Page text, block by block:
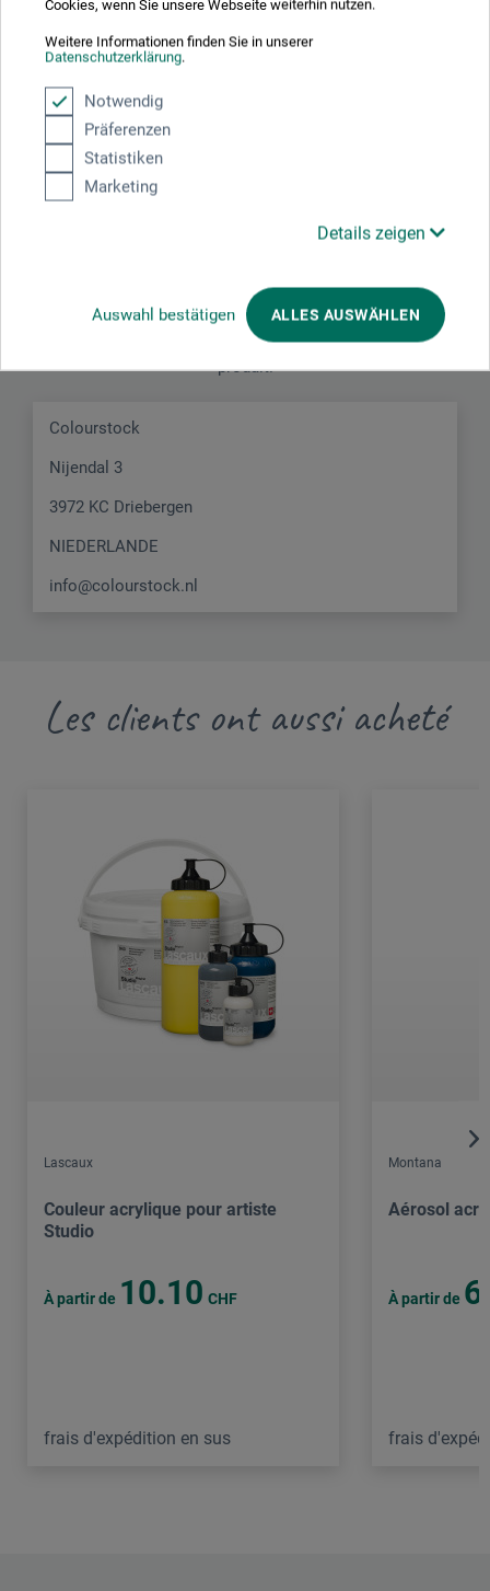
Cookies, wenn Sie unsere Webseite weiterhin nutzen.
Weitere Informationen finden Sie in unserer
Datenschutzerklärung.
Notwendig
Präferenzen
Statistiken
Marketing
Details zeigen
Auswahl bestätigen ALLES AUSWÄHLEN
Soyez le premier à donner votre avis sur ce produit.
ÉVALUER LE PRODUIT MAINTENANT
Contact du fabricant
Vous trouverez ici les coordonnées du fabricant pour ce
produit.
Colourstock
Nijendal 3
3972 KC Driebergen
NIEDERLANDE
info@colourstock.nl
Les clients ont aussi acheté
Lascaux
Couleur acrylique pour artiste
Studio
À partir de 10.10 CHF
frais d'expédition en sus
Montana
Aérosol
À partir de
frais